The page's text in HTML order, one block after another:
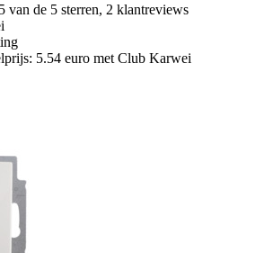
van de 5 sterren, 2 klantreviews
5.54 euro met Club Karwei